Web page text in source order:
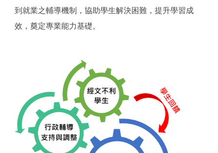
到就業之輔導機制，協助學生解決困難，提升學習成
效，奠定專業能力基礎。